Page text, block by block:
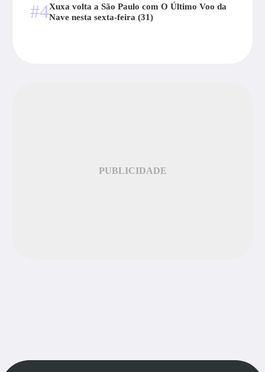
#4Xuxa volta a São Paulo com O Último Voo da
Nave nesta sexta-feira (31)
PUBLICIDADE